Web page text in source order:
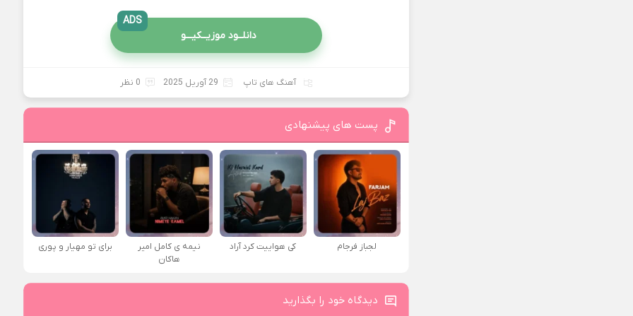
دانلــود موزیــکیـــو
ADS
آهنگ های تاپ 29 آوریل 2025 0 نظر
پست های پیشنهادی
لجباز فرجام کی هواییت کرد آراد
نیمه ی کامل امیر
هاکان
برای تو مهیار و پوری
دیدگاه خود را بگذارید